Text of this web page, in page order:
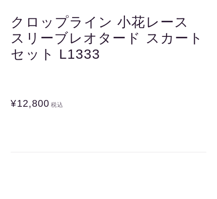
クロップライン 小花レース
スリーブレオタード スカート
セット L1333
¥12,800 税込